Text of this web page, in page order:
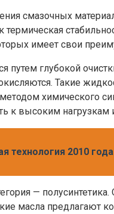
смазочных
термическая
имеет свои
путем глубокой
Такие
химического
к высоким
технология 2010
—
масла